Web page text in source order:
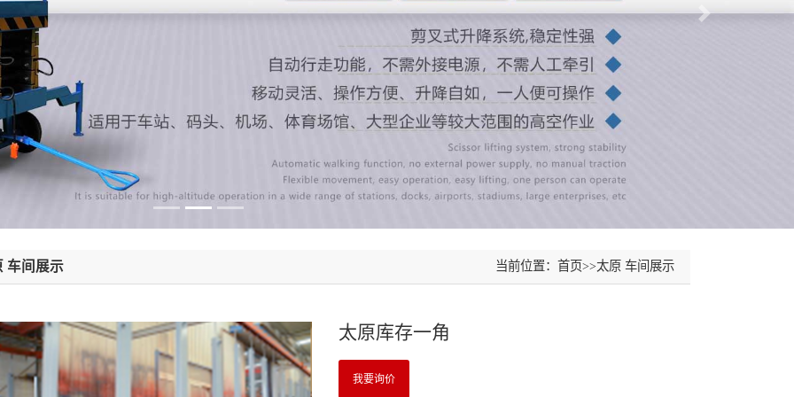
车间展示 当前位置： 首页>>太原 车间展示
太原库存一角
我要询价